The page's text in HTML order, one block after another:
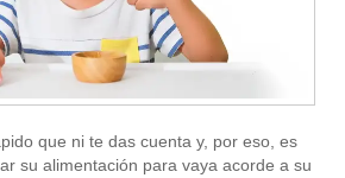
que ni te das cuenta y, por eso, es
su alimentación para vaya acorde a su